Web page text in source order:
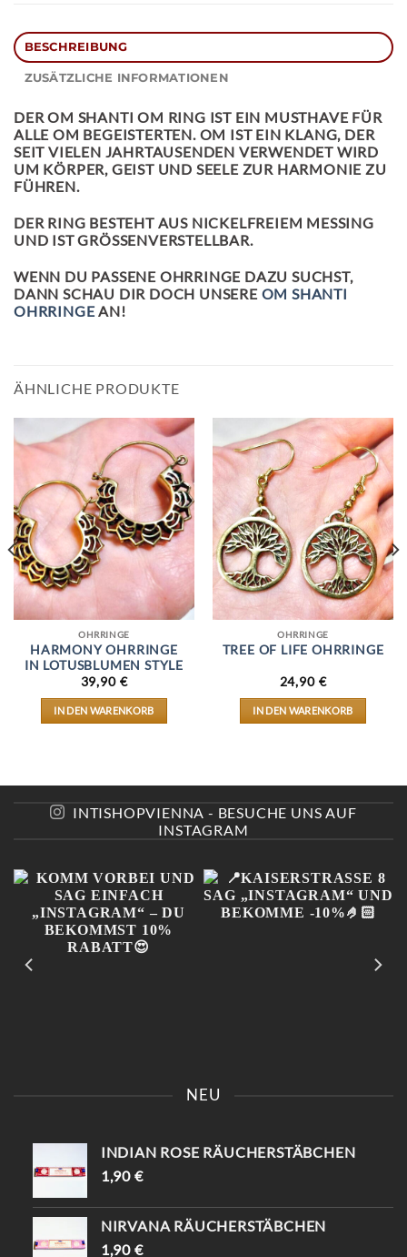
BESCHREIBUNG
ZUSÄTZLICHE INFORMATIONEN
DER OM SHANTI OM RING IST EIN MUSTHAVE FÜR
ALLE OM BEGEISTERTEN. OM IST EIN KLANG, DER
SEIT VIELEN JAHRTAUSENDEN VERWENDET WIRD
UM KÖRPER, GEIST UND SEELE ZUR HARMONIE ZU
FÜHREN.
DER RING BESTEHT AUS NICKELFREIEM MESSING
UND IST GRÖSSENVERSTELLBAR.
WENN DU PASSENE OHRRINGE DAZU SUCHST,
DANN SCHAU DIR DOCH UNSERE OM SHANTI
OHRRINGE AN!
ÄHNLICHE PRODUKTE
OHRRINGE
HARMONY OHRRINGE
IN LOTUSBLUMEN STYLE
39,90 €
IN DEN WARENKORB
OHRRINGE
TREE OF LIFE OHRRINGE
24,90 €
IN DEN WARENKORB
INTISHOPVIENNA - BESUCHE UNS AUF
INSTAGRAM
NEU
INDIAN ROSE RÄUCHERSTÄBCHEN
1,90 €
NIRVANA RÄUCHERSTÄBCHEN
1,90 €